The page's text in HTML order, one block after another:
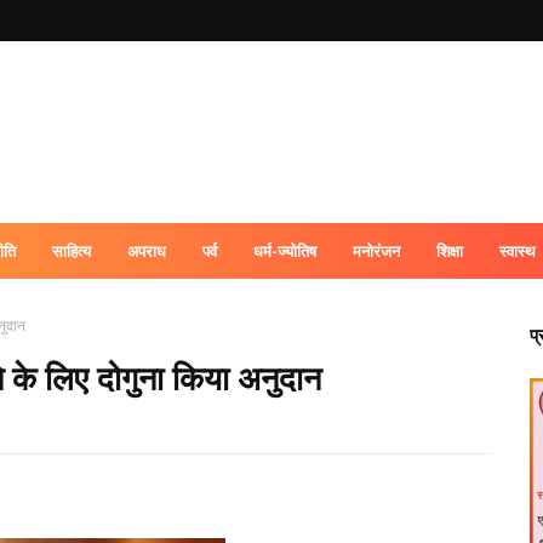
साहित्य अपराध पर्व धर्म-ज्योतिष मनोरंजन शिक्षा स्वास्थ
के लिए दोगुना किया अनुदान